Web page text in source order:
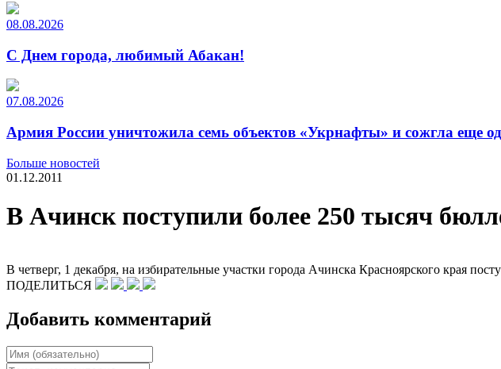
08.08.2026
С Днем города, любимый Абакан!
07.08.2026
Армия России уничтожила семь объектов «Укрнафты» и сожгла еще
Больше новостей
01.12.2011
В Ачинск поступили более 250 тысяч
В четверг, 1 декабря, на избирательные участки города Ачинска Красноярского края
ПОДЕЛИТЬСЯ
Добавить комментарий